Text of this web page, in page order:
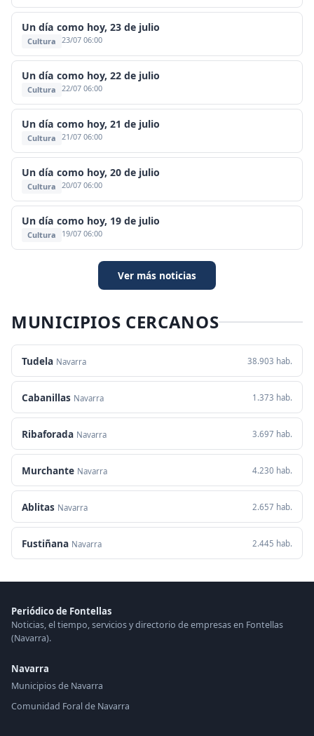
Un día como hoy, 23 de julio
Cultura 23/07 06:00
Un día como hoy, 22 de julio
Cultura 22/07 06:00
Un día como hoy, 21 de julio
Cultura 21/07 06:00
Un día como hoy, 20 de julio
Cultura 20/07 06:00
Un día como hoy, 19 de julio
Cultura 19/07 06:00
Ver más noticias
MUNICIPIOS CERCANOS
Tudela Navarra 38.903 hab.
Cabanillas Navarra 1.373 hab.
Ribaforada Navarra 3.697 hab.
Murchante Navarra 4.230 hab.
Ablitas Navarra 2.657 hab.
Fustiñana Navarra 2.445 hab.
Periódico de Fontellas
Noticias, el tiempo, servicios y directorio de empresas en Fontellas
(Navarra).
Navarra
Municipios de Navarra
Comunidad Foral de Navarra